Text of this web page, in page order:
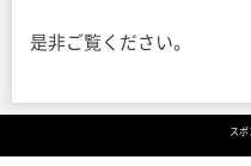
是非ご覧ください。
スポ